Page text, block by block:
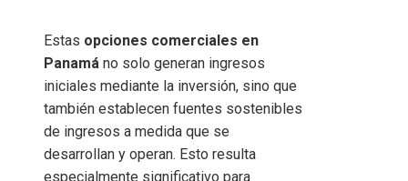
Estas opciones comerciales en
Panamá no solo generan ingresos
iniciales mediante la inversión, sino que
también establecen fuentes sostenibles
de ingresos a medida que se
desarrollan y operan. Esto resulta
especialmente significativo para